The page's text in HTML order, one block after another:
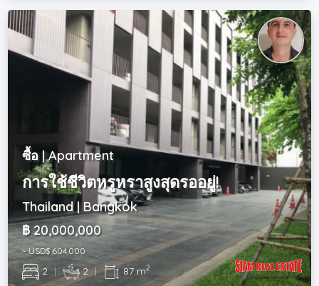
ซื้อ | Apartment
การใช้ชีวิตหรูหราสูงสุดรออยู่!
Thailand | Bangkok
฿ 20,000,000
~ USD$ 604,000
2 | 2 | 87 m2